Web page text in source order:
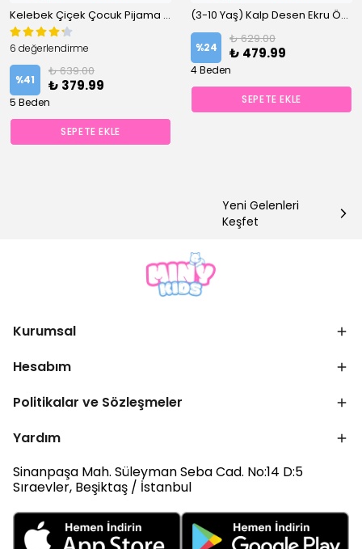
Kelebek Çiçek Çocuk Pijama Takımı
6 değerlendirme
%41
₺ 639.00
₺ 379.99
5 Beden
SEPETE EKLE
(3-10 Yaş) Kalp Desen Ekru Önden Düğmeli Şortlu Kız Çocuk Pijama Takım
%24
₺ 629.00
₺ 479.99
4 Beden
SEPETE EKLE
Yeni Gelenleri
Keşfet
Kurumsal
Hesabım
Politikalar ve Sözleşmeler
Yardım
Sinanpaşa Mah. Süleyman Seba Cad. No:14 D:5
Sıraevler, Beşiktaş / İstanbul